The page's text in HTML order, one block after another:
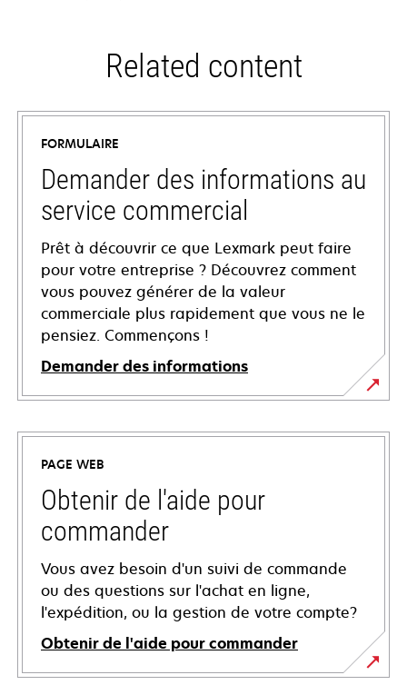
Related content
FORMULAIRE
Demander des informations au
service commercial
Prêt à découvrir ce que Lexmark peut faire
pour votre entreprise ? Découvrez comment
vous pouvez générer de la valeur
commerciale plus rapidement que vous ne le
pensiez. Commençons !
Demander des informations
PAGE WEB
Obtenir de l'aide pour
commander
Vous avez besoin d'un suivi de commande
ou des questions sur l'achat en ligne,
l'expédition, ou la gestion de votre compte?
Obtenir de l'aide pour commander